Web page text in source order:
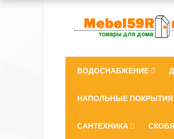
ВОДОСНАБЖЕНИЕ
НАПОЛЬНЫЕ ПОКРЫТИЯ
САНТЕХНИКА